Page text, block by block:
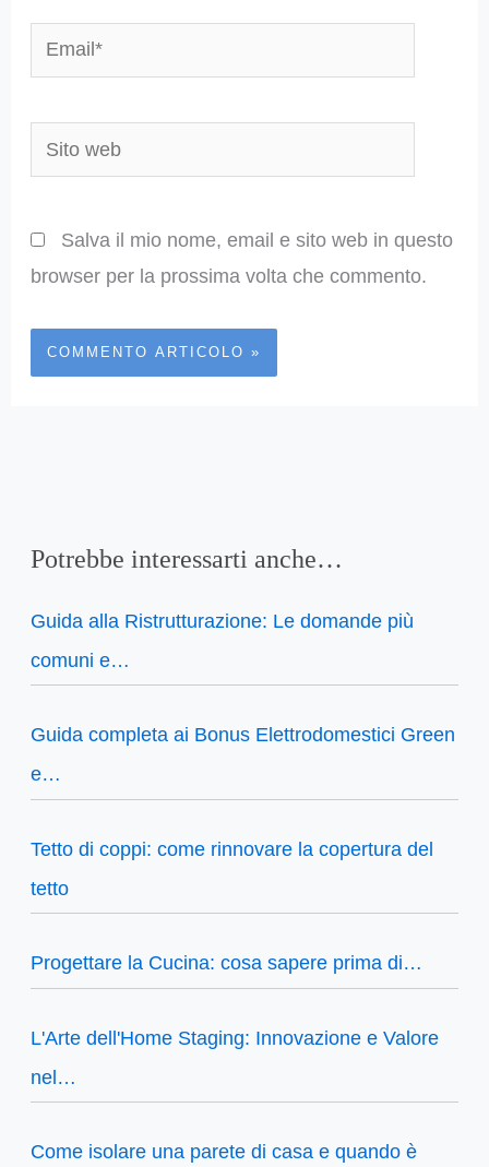
Email*
Sito
web
Salva il mio nome, email e sito web in questo
browser per la prossima volta che commento.
Potrebbe interessarti anche…
Guida alla Ristrutturazione: Le domande più
comuni e…
Guida completa ai Bonus Elettrodomestici Green
e…
Tetto di coppi: come rinnovare la copertura del
tetto
Progettare la Cucina: cosa sapere prima di…
L'Arte dell'Home Staging: Innovazione e Valore
nel…
Come isolare una parete di casa e quando è